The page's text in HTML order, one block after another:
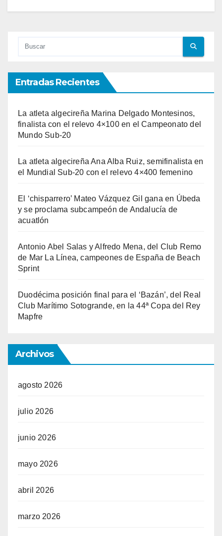
Entradas Recientes
La atleta algecireña Marina Delgado Montesinos,
finalista con el relevo 4×100 en el Campeonato del
Mundo Sub-20
La atleta algecireña Ana Alba Ruiz, semifinalista en
el Mundial Sub-20 con el relevo 4×400 femenino
El ‘chisparrero’ Mateo Vázquez Gil gana en Úbeda
y se proclama subcampeón de Andalucía de
acuatlón
Antonio Abel Salas y Alfredo Mena, del Club Remo
de Mar La Línea, campeones de España de Beach
Sprint
Duodécima posición final para el ‘Bazán’, del Real
Club Marítimo Sotogrande, en la 44ª Copa del Rey
Mapfre
Archivos
agosto 2026
julio 2026
junio 2026
mayo 2026
abril 2026
marzo 2026